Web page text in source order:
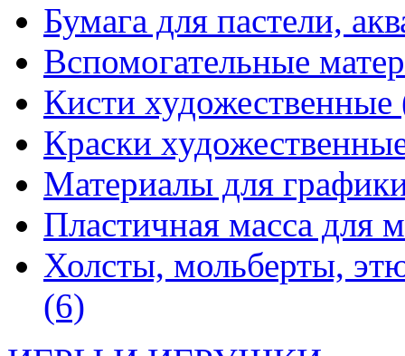
Бумага для пастели,
Вспомогательные
Кисти художественные
Краски
Материалы для
Пластичная масса для
Холсты, мольберты,
(6)